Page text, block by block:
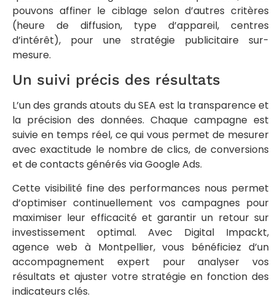
pouvons affiner le ciblage selon d’autres critères
(heure de diffusion, type d’appareil, centres
d’intérêt), pour une stratégie publicitaire sur-
mesure.
Un suivi précis des résultats
L’un des grands atouts du SEA est la transparence et
la précision des données. Chaque campagne est
suivie en temps réel, ce qui vous permet de mesurer
avec exactitude le nombre de clics, de conversions
et de contacts générés via Google Ads.
Cette visibilité fine des performances nous permet
d’optimiser continuellement vos campagnes pour
maximiser leur efficacité et garantir un retour sur
investissement optimal. Avec Digital Impackt,
agence web à Montpellier, vous bénéficiez d’un
accompagnement expert pour analyser vos
résultats et ajuster votre stratégie en fonction des
indicateurs clés.